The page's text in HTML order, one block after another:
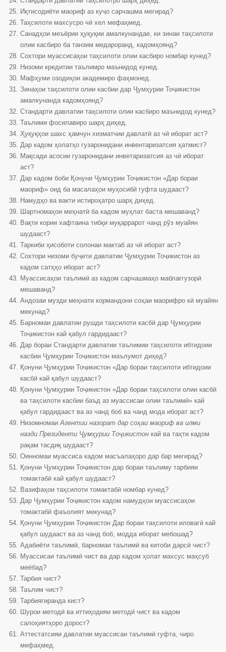
Иқтисодиёти маориф аз куҷо сарчашма мегирад?
Таҳсилоти махсусро чӣ хел мефаҳмед.
Санадҳои меъёрии ҳуқуқии амалкунандае, ки зинаи таҳсилоти
олии касбиро ба танзим медароранд, кадомҳоянд?
Сохтори муассисаҳои таҳсилоти олии касбиро номбар кунед?
Низоми кредитии таълимро маънидод кунед.
Мафҳуми озодиҳои академиро фаҳмонед.
Зинаҳои таҳсилоти олии касбии дар Ҷумҳурии Тоҷикистон
амалкунанда кадомҳоянд?
Стандарти давлатии таҳсилоти олии касбиро маънидод кунед?
Таълими фосилавиро шарҳ диҳед.
Ҳуқуқҳои шахс ҳамчун хизматчии давлатӣ аз чӣ иборат аст?
Дар кадом ҳолатҳо гузаронидани инвентаризатсия ҳатмист?
Мақсади асосии гузаронидани инветаризатсия аз чӣ иборат
аст?
Дар кадом боби Қонуни Ҷумҳурии Тоҷикистон «Дар бораи
маориф» оид ба масалаҳои муҳосибӣ гуфта шудааст?
Намудҳо ва вакти истироҳатро шарҳ диҳед.
Шартномаҳои меҳнатӣ ба кадом муҳлат баста мешаванд?
Вақти кории хафтаина тибқи муқаррарот чанд рўз муайян
шудааст?
Таркиби ҳисоботи солонаи мактаб аз чӣ иборат аст?
Сохтори низоми буҷети давлатии Ҷумҳурии Тоҷикистон аз
кадом сатҳҳо иборат аст?
Муассисаҳои таълимӣ аз кадом сарчашмаҳо маблағгузорӣ
мешаванд?
Андозаи музди меҳнати кормандони соҳаи маорифро кӣ муайян
мекунад?
Барномаи давлатии рушди таҳсилоти касбӣ дар Ҷумҳурии
Тоҷикистон кай қабул гардидааст?
Дар бораи Стандарти давлатии таълимии таҳсилоти ибтидоии
касбии Ҷумҳурии Тоҷикистон маълумот диҳед?
Қонуни Ҷумҳурии Тоҷикистон «Дар бораи таҳсилоти ибтидоии
касбӣ кай қабул шудааст?
Қонуни Ҷумҳурии Тоҷикистон «Дар бораи таҳсилоти олии касбӣ
ва таҳсилоти касбии баъд аз муассисаи олии таълимӣ» кай
қабул гардидааст ва аз чанд боб ва чанд мода иборат аст?
НизомномаиАгентии назорат дар соҳаи маориф ва илми
назди Президенти Ҷумҳурии Тоҷикистон кай ва таҳти кадом
рақам тасдиқ шудааст?
Оинномаи муассиса кадом масъалаҳоро дар бар мегирад?
Қонуни Ҷумҳурии Тоҷикистон дар бораи таълиму тарбияи
томактабӣ кай қабул шудааст?
Вазифаҳои таҳсилоти томактабӣ номбар кунед?
Дар Ҷумҳурии Тоҷикистон кадом намудҳои муассисаҳои
томактабӣ фаъолият мекунад?
Қонуни Ҷумҳурии Тоҷикистон Дар бораи таҳсилоти иловагӣ кай
қабул шудааст ва аз чанд боб, модда иборат мебошад?
Адабиёти таълимӣ, барномаи таълимӣ ва китоби дарсӣ чист?
Муассисаи таълимӣ чист ва дар кадом ҳолат махсус маҳсуб
меёбад?
Тарбия чист?
Таълим чист?
Тарбиягиранда кист?
Шурои методӣ ва иттиҳодияи методӣ чист ва кадом
салоҳиятҳоро дорост?
Аттестатсияи давлатии муассисаи таълимӣ гуфта, чиро
мефаҳмед.